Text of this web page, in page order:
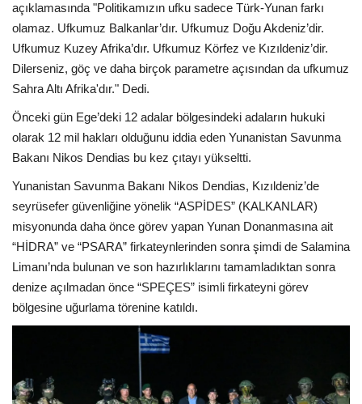
açıklamasında "Politikamızın ufku sadece Türk-Yunan farkı
olamaz. Ufkumuz Balkanlar’dır. Ufkumuz Doğu Akdeniz’dir.
Ufkumuz Kuzey Afrika’dır. Ufkumuz Körfez ve Kızıldeniz’dir.
Dilerseniz, göç ve daha birçok parametre açısından da ufkumuz
Sahra Altı Afrika'dır." Dedi.
Önceki gün Ege’deki 12 adalar bölgesindeki adaların hukuki
olarak 12 mil hakları olduğunu iddia eden Yunanistan Savunma
Bakanı Nikos Dendias bu kez çıtayı yükseltti.
Yunanistan Savunma Bakanı Nikos Dendias, Kızıldeniz’de
seyrüsefer güvenliğine yönelik “ASPİDES” (KALKANLAR)
misyonunda daha önce görev yapan Yunan Donanmasına ait
“HİDRA” ve “PSARA” firkateynlerinden sonra şimdi de Salamina
Limanı’nda bulunan ve son hazırlıklarını tamamladıktan sonra
denize açılmadan önce “SPEÇES” isimli firkateyni görev
bölgesine uğurlama törenine katıldı.